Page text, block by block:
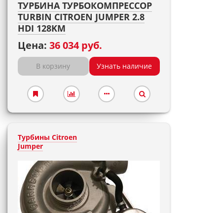
ТУРБИНА ТУРБОКОМПРЕССОР
TURBIN CITROEN JUMPER 2.8
HDI 128KM
Цена: 36 034 руб.
В корзину Узнать наличие
Турбины Citroen
Jumper